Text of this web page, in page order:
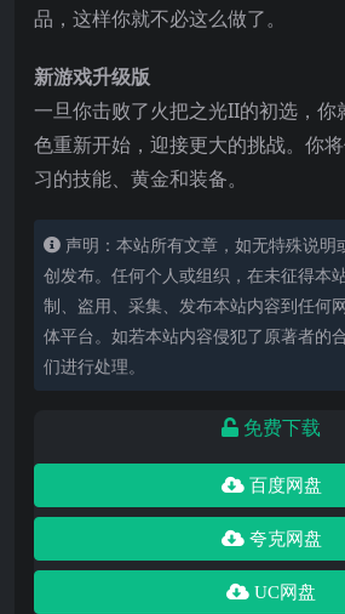
品，这样你就不必这么做了。
新游戏升级版
一旦你击败了火把之光II的初选，你
色重新开始，迎接更大的挑战。你
习的技能、黄金和装备。
声明：本站所有文章，如无特殊说明
创发布。任何个人或组织，在未征得本
制、盗用、采集、发布本站内容到任何
体平台。如若本站内容侵犯了原著者的
们进行处理。
免费下载
百度网盘
夸克网盘
UC网盘